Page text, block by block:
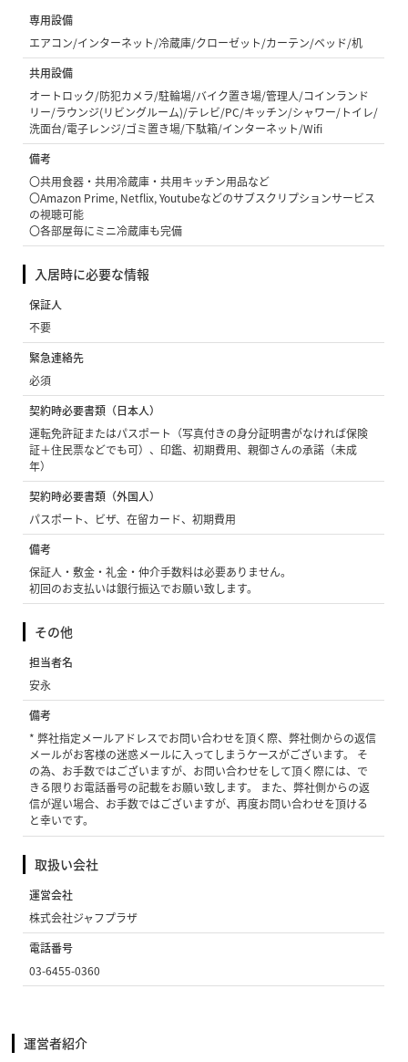
専用設備
エアコン/インターネット/冷蔵庫/クローゼット/カーテン/ベッド/机
共用設備
オートロック/防犯カメラ/駐輪場/バイク置き場/管理人/コインランド
リー/ラウンジ(リビングルーム)/テレビ/PC/キッチン/シャワー/トイレ/
洗面台/電子レンジ/ゴミ置き場/下駄箱/インターネット/Wifi
備考
〇共用食器・共用冷蔵庫・共用キッチン用品など
〇Amazon Prime, Netflix, Youtubeなどのサブスクリプションサービス
の視聴可能
〇各部屋毎にミニ冷蔵庫も完備
入居時に必要な情報
保証人
不要
緊急連絡先
必須
契約時必要書類（日本人）
運転免許証またはパスポート（写真付きの身分証明書がなければ保険
証＋住民票などでも可）、印鑑、初期費用、親御さんの承諾（未成
年）
契約時必要書類（外国人）
パスポート、ビザ、在留カード、初期費用
備考
保証人・敷金・礼金・仲介手数料は必要ありません。
初回のお支払いは銀行振込でお願い致します。
その他
担当者名
安永
備考
* 弊社指定メールアドレスでお問い合わせを頂く際、弊社側からの返信
メールがお客様の迷惑メールに入ってしまうケースがございます。 そ
の為、お手数ではございますが、お問い合わせをして頂く際には、で
きる限りお電話番号の記載をお願い致します。 また、弊社側からの返
信が遅い場合、お手数ではございますが、再度お問い合わせを頂ける
と幸いです。
取扱い会社
運営会社
株式会社ジャフプラザ
電話番号
03-6455-0360
運営者紹介